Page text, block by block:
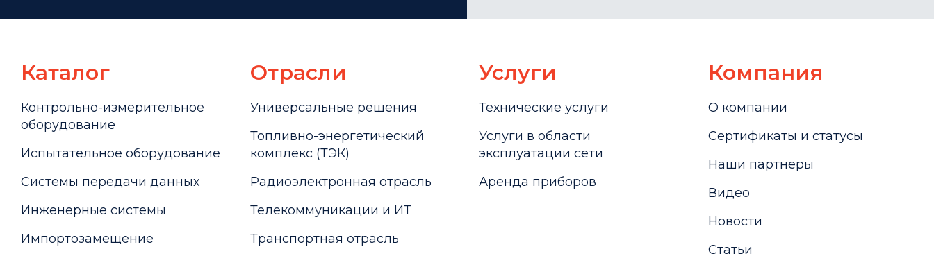
Каталог
Контрольно-измерительное
оборудование
Испытательное оборудование
Системы передачи данных
Инженерные системы
Импортозамещение
Отрасли
Универсальные решения
Топливно-энергетический
комплекс (ТЭК)
Радиоэлектронная отрасль
Телекоммуникации и ИТ
Транспортная отрасль
Услуги
Технические услуги
Услуги в области
эксплуатации сети
Аренда приборов
Компания
О компании
Сертификаты и статусы
Наши партнеры
Видео
Новости
Статьи